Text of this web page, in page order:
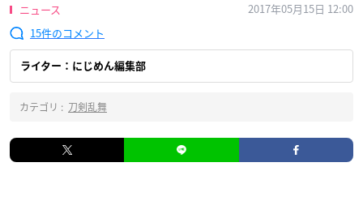
ニュース
2017年05月15日 12:00
15
ライター：にじめん編集部
カテゴリ : 刀剣乱舞